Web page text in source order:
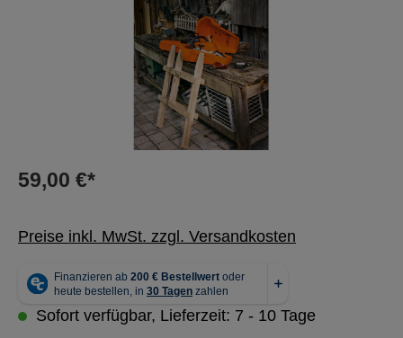
59,00 €*
Preise inkl. MwSt. zzgl. Versandkosten
Sofort verfügbar, Lieferzeit: 7 - 10 Tage